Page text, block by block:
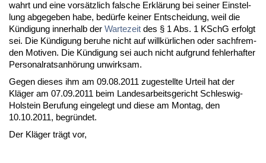
wahrt und ei­ne vorsätz­lich fal­sche Erklärung bei sei­ner Ein­stel­
lung ab­ge­ge­ben ha­be, bedürfe kei­ner Ent­schei­dung, weil die
Kündi­gung in­ner­halb der War­te­zeit des § 1 Abs. 1 KSchG er­folgt
sei. Die Kündi­gung be­ru­he nicht auf willkürli­chen oder sach­frem­
den Mo­ti­ven. Die Kündi­gung sei auch nicht auf­grund feh­ler­haf­ter
Per­so­nal­rats­anhörung un­wirk­sam.
Ge­gen die­ses ihm am 09.08.2011 zu­ge­stell­te Ur­teil hat der
Kläger am 07.09.2011 beim Lan­des­ar­beits­ge­richt Schles­wig-
Hol­stein Be­ru­fung ein­ge­legt und die­se am Mon­tag, den
10.10.2011, be­gründet.
Der Kläger trägt vor,